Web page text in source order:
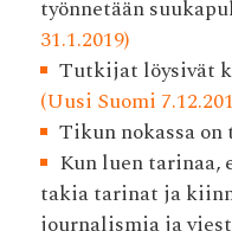
työnnetään
31.1.2019)
Tutkijat löysivät
(Uusi Suomi
Tikun nokassa on
Kun luen tarinaa,
takia tarinat ja
journalismia ja